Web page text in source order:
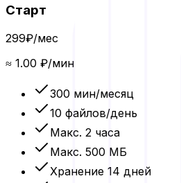
Старт
299₽/мес
≈ 1.00 ₽/мин
300 мин/месяц
10 файлов/день
Макс. 2 часа
Макс. 500 МБ
Хранение 14 дней